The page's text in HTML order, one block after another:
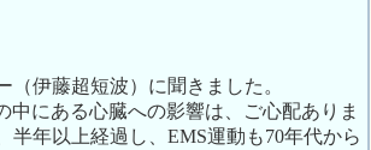
伊藤超短波）に聞きました。
中にある心臓への影響は、ご心配ありま
年以上経過し、EMS運動も70年代から